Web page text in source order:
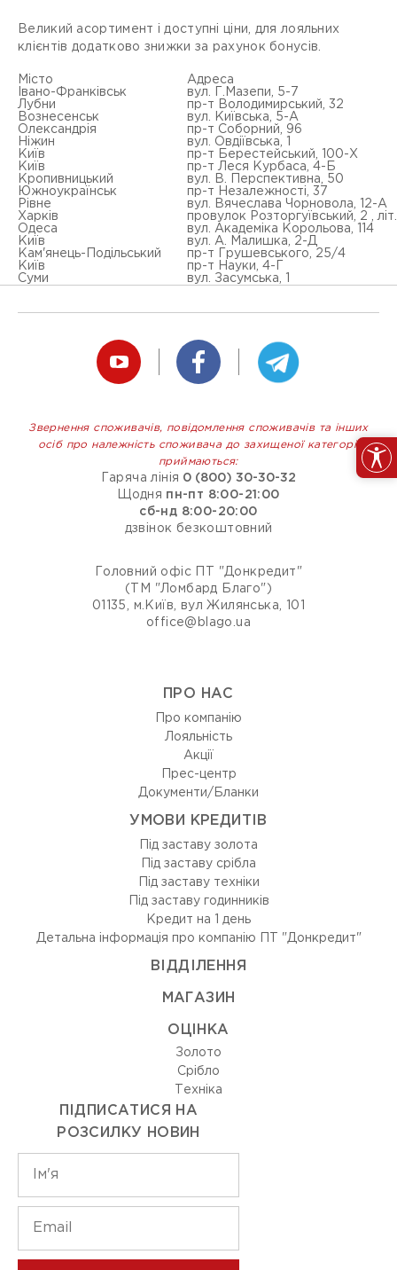
Великий асортимент і доступні ціни, для лояльних
клієнтів додатково знижки за рахунок бонусів.
Місто
Адреса
Івано-Франківськ
вул. Г.Мазепи, 5-7
Лубни
пр-т Володимирський, 32
Вознесенськ
вул. Київська, 5-А
Олександрія
пр-т Соборний, 96
Ніжин
вул. Овдіївська, 1
Київ
пр-т Берестейський, 100-Х
Київ
пр-т Леся Курбаса, 4-Б
Кропивницький
вул. В. Перспективна, 50
Южноукраїнськ
пр-т Незалежності, 37
Рівне
вул. Вячеслава Чорновола, 12-А
Харків
провулок Розторгуївський, 2 ,
Одеса
вул. Академіка Корольова, 114
Київ
вул. А. Малишка, 2-Д
Кам'янець-Подільський
пр-т Грушевського, 25/4
Київ
пр-т Науки, 4-Г
Суми
вул. Засумська, 1
Звернення споживачів, повідомлення споживачів та інших
осіб про належність споживача до захищеної категорії
приймаються:
Гаряча лінія 0 (800) 30-30-32
Щодня пн-пт 8:00-21:00
сб-нд 8:00-20:00
дзвінок безкоштовний
Головний офіс ПТ "Донкредит"
(ТМ "Ломбард Благо")
01135, м.Київ, вул Жилянська, 101
office@blago.ua
ПРО НАС
Про компанію
Лояльність
Акції
Прес-центр
Документи/Бланки
УМОВИ КРЕДИТІВ
Під заставу золота
Під заставу срібла
Під заставу техніки
Під заставу годинників
Кредит на 1 день
Детальна інформація про компанію ПТ "Донкредит"
ВIДДIЛЕННЯ
МАГАЗИН
ОЦIНКА
Золото
Срiбло
Технiка
ПІДПИСАТИСЯ НА
РОЗСИЛКУ НОВИН